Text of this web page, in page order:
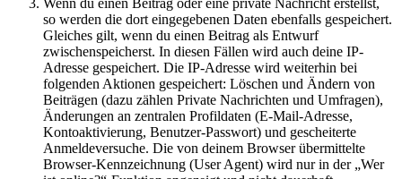
Wenn du einen Beitrag oder eine private Nachricht erstellst,
so werden die dort eingegebenen Daten ebenfalls gespeichert.
Gleiches gilt, wenn du einen Beitrag als Entwurf
zwischenspeicherst. In diesen Fällen wird auch deine IP-
Adresse gespeichert. Die IP-Adresse wird weiterhin bei
folgenden Aktionen gespeichert: Löschen und Ändern von
Beiträgen (dazu zählen Private Nachrichten und Umfragen),
Änderungen an zentralen Profildaten (E-Mail-Adresse,
Kontoaktivierung, Benutzer-Passwort) und gescheiterte
Anmeldeversuche. Die von deinem Browser übermittelte
Browser-Kennzeichnung (User Agent) wird nur in der „Wer